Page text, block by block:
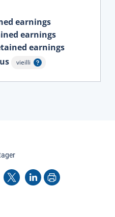
earnings
earnings
earnings
vieilli
Afficher l'infobulle
cette page
X LinkedInImprimer